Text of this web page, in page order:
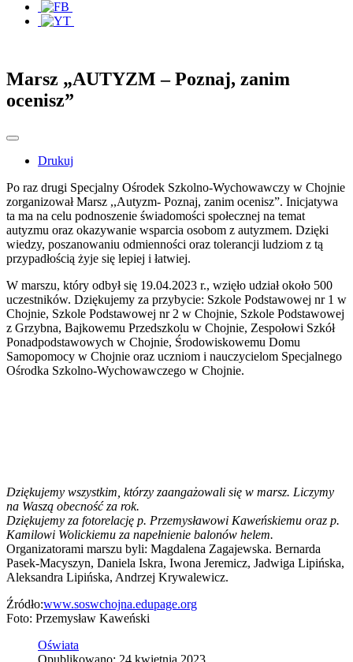
Marsz „AUTYZM – Poznaj, zanim
ocenisz”
Drukuj
Po raz drugi Specjalny Ośrodek Szkolno-Wychowawczy w Chojnie
zorganizował Marsz ,,Autyzm- Poznaj, zanim ocenisz”. Inicjatywa
ta ma na celu podnoszenie świadomości społecznej na temat
autyzmu oraz okazywanie wsparcia osobom z autyzmem. Dzięki
wiedzy, poszanowaniu odmienności oraz tolerancji ludziom z tą
przypadłością żyje się lepiej i łatwiej.
W marszu, który odbył się 19.04.2023 r., wzięło udział około 500
uczestników. Dziękujemy za przybycie: Szkole Podstawowej nr 1 w
Chojnie, Szkole Podstawowej nr 2 w Chojnie, Szkole Podstawowej
z Grzybna, Bajkowemu Przedszkolu w Chojnie, Zespołowi Szkół
Ponadpodstawowych w Chojnie, Środowiskowemu Domu
Samopomocy w Chojnie oraz uczniom i nauczycielom Specjalnego
Ośrodka Szkolno-Wychowawczego w Chojnie.
Dziękujemy wszystkim, którzy zaangażowali się w marsz. Liczymy
na Waszą obecność za rok.
Dziękujemy za fotorelację p. Przemysławowi Kaweńskiemu oraz p.
Kamilowi Wolickiemu za napełnienie balonów helem.
Organizatorami marszu byli: Magdalena Zagajewska. Bernarda
Pasek-Macyszyn, Daniela Iskra, Iwona Jeremicz, Jadwiga Lipińska,
Aleksandra Lipińska, Andrzej Krywalewicz.
Źródło:www.soswchojna.edupage.org
Foto: Przemysław Kaweński
Oświata
Opublikowano: 24 kwietnia 2023